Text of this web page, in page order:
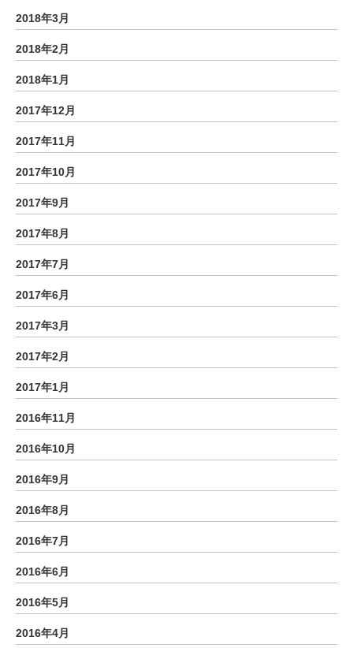
2018年3月
2018年2月
2018年1月
2017年12月
2017年11月
2017年10月
2017年9月
2017年8月
2017年7月
2017年6月
2017年3月
2017年2月
2017年1月
2016年11月
2016年10月
2016年9月
2016年8月
2016年7月
2016年6月
2016年5月
2016年4月